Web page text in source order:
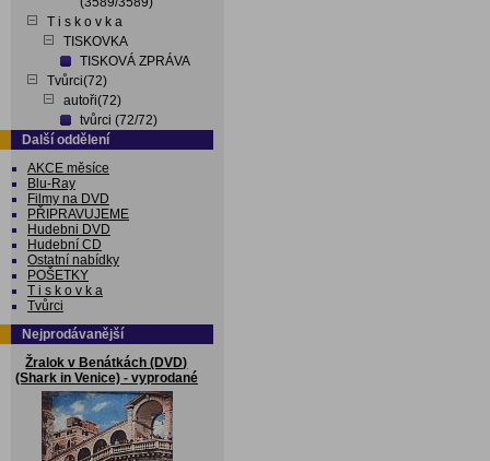
T i s k o v k a
TISKOVKA
TISKOVÁ ZPRÁVA
Tvůrci(72)
autoři(72)
tvůrci (72/72)
Další oddělení
AKCE měsíce
Blu-Ray
Filmy na DVD
PŘIPRAVUJEME
Hudebni DVD
Hudební CD
Ostatní nabídky
POŠETKY
T i s k o v k a
Tvůrci
Nejprodávanější
Žralok v Benátkách (DVD)
(Shark in Venice) - vyprodané